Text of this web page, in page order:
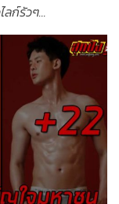
ก์รัวๆ...